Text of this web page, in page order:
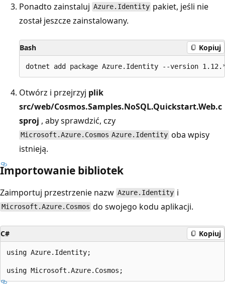
Ponadto zainstaluj Azure.Identity pakiet, jeśli nie
został jeszcze zainstalowany.
Bash Kopiuj
Otwórz i przejrzyj plik
src/web/Cosmos.Samples.NoSQL.Quickstart.Web.c
sproj , aby sprawdzić, czy
Microsoft.Azure.Cosmos Azure.Identity oba wpisy
istnieją.
Importowanie bibliotek
Zaimportuj przestrzenie nazw Azure.Identity i
Microsoft.Azure.Cosmos do swojego kodu aplikacji.
C# Kopiuj
using Azure.Identity;